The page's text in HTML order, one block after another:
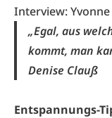
Interview: Yvonne
„Egal, aus
kommt, man
Denise Clauß
Entspannungs-